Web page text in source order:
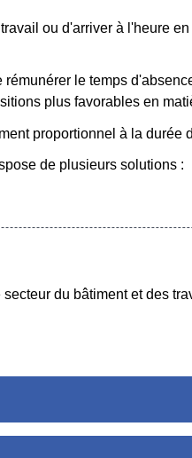
ou d'arriver à l'heure
le temps
plus favorables en
proportionnel à la durée
de plusieurs solutions :
du bâtiment et des